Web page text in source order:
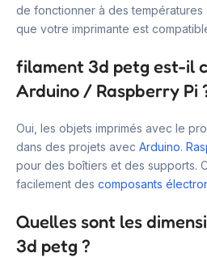
de fonctionner à des
que votre imprimante est
filament 3d petg est-il
Arduino / Raspberry Pi
Oui, les objets imprimés avec le
dans des projets avec Arduino.
pour des boîtiers et des supports.
facilement des composants
Quelles sont les
3d petg ?